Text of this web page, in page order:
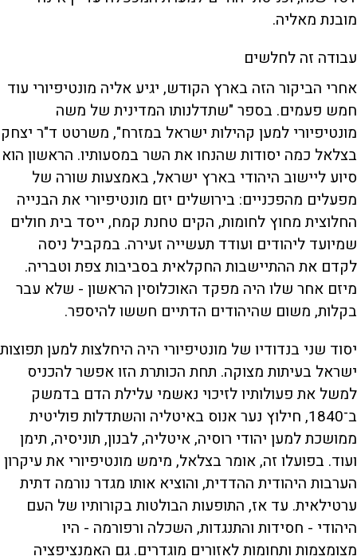
מובנת מאליה.
עבודה זה לחלשים
אחרי הביקור הזה בארץ הקודש, יגיע אליה מונטיפיורי עוד
חמש פעמים. בספר "שתדלנותו המדינית של משה
מונטיפיורי למען קהילות ישראל במזרח", משרטט ד"ר יצחק
בצלאל כמה יסודות שהנחו את השר במסעותיו. הראשון הוא
סיוע ליישוב היהודי בארץ ישראל, באמצעות שורה של
מפעלים מהפכניים: בירושלים יזם מונטיפיורי את הבנייה
החלוצית מחוץ לחומות, הקים טחנת קמח, ייסד בית חולים
שמיועד ליהודים ועודד תעשייה זעירה. במקביל ניסה
לקדם את ההתיישבות החקלאית בסביבות צפת וטבריה.
מיזם אחר שלו היה מפקד האוכלוסין הראשון - שלא עבר
בקלות, משום שהיהודים הדתיים חששו להיספר.
יסוד שני בנדודיו של מונטיפיורי היה היחלצות למען תפוצות
ישראל בעיתות מצוקה. תחת הכותרת הזו אפשר להכניס
למשל את פעולותיו לזיכוי נאשמי עלילת הדם בדמשק
ב־1840, חילוץ נער אנוס באיטליה והשתדלות פוליטית
ממושכת למען יהודי רוסיה, איטליה, לבנון, תוניסיה, תימן
ועוד. בפועלו זה, אומר בצלאל, מימש מונטיפיורי את עיקרון
הערבות היהודית ההדדית, והוציא אותו מגדר נורמה דתית
ערטילאית. עד אז, התופעות הבולטות בקורותיו של העם
היהודי - חסידות והתנגדות, השכלה ורפורמה - היו
מצומצמות ותחומות לאזורים מוגדרים. גם האמנציפציה